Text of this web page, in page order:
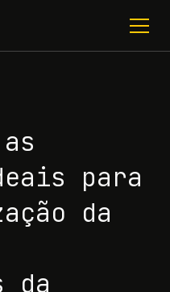
para
da
da